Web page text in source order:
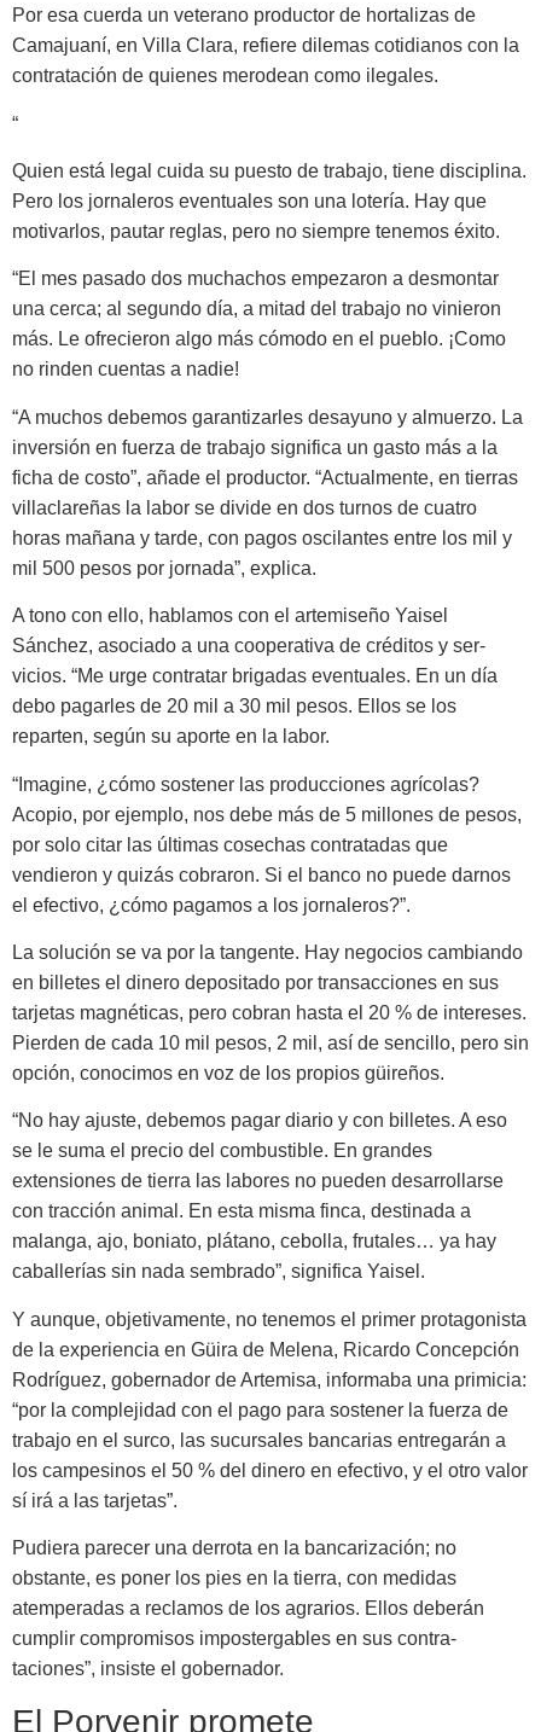
Por esa cuerda un veterano pro­ductor de hortalizas de
Camajuaní, en Villa Clara, refiere dilemas cotidianos con la
contratación de quienes mero­dean como ilegales.
“
Quien está legal cuida su puesto de trabajo, tiene disciplina.
Pero los jor­naleros eventuales son una lotería. Hay que
motivarlos, pautar reglas, pero no siempre tenemos éxito.
“El mes pasado dos muchachos empezaron a desmontar
una cerca; al segundo día, a mitad del trabajo no vinieron
más. Le ofrecieron algo más cómodo en el pueblo. ¡Como
no rinden cuentas a nadie!
“A muchos debemos garantizar­les desayuno y almuerzo. La
inver­sión en fuerza de trabajo significa un gasto más a la
ficha de costo”, añade el productor. “Actualmente, en tie­rras
villaclareñas la labor se divide en dos turnos de cuatro
horas maña­na y tarde, con pagos oscilantes entre los mil y
mil 500 pesos por jornada”, explica.
A tono con ello, hablamos con el artemiseño Yaisel
Sánchez, asociado a una cooperativa de créditos y ser­
vicios. “Me urge contratar brigadas eventuales. En un día
debo pagarles de 20 mil a 30 mil pesos. Ellos se los
reparten, según su aporte en la labor.
“Imagine, ¿cómo sostener las producciones agrícolas?
Acopio, por ejemplo, nos debe más de 5 millones de pesos,
por solo citar las últimas cosechas contratadas que
vendieron y quizás cobraron. Si el banco no puede darnos
el efectivo, ¿cómo pa­gamos a los jornaleros?”.
La solución se va por la tangente. Hay negocios cambiando
en billetes el dinero depositado por transaccio­nes en sus
tarjetas magnéticas, pero cobran hasta el 20 % de intereses.
Pierden de cada 10 mil pesos, 2 mil, así de sencillo, pero sin
opción, cono­cimos en voz de los propios güireños.
“No hay ajuste, debemos pagar diario y con billetes. A eso
se le suma el precio del combustible. En gran­des
extensiones de tierra las labores no pueden desarrollarse
con tracción animal. En esta misma finca, desti­nada a
malanga, ajo, boniato, pláta­no, cebolla, frutales… ya hay
caba­llerías sin nada sembrado”, significa Yaisel.
Y aunque, objetivamente, no te­nemos el primer protagonista
de la experiencia en Güira de Melena, Ri­cardo Concepción
Rodríguez, gober­nador de Artemisa, informaba una primicia:
“por la complejidad con el pago para sostener la fuerza de
tra­bajo en el surco, las sucursales ban­carias entregarán a
los campesinos el 50 % del dinero en efectivo, y el otro valor
sí irá a las tarjetas”.
Pudiera parecer una derrota en la bancarización; no
obstante, es po­ner los pies en la tierra, con medidas
atemperadas a reclamos de los agra­rios. Ellos deberán
cumplir compro­misos impostergables en sus contra­
taciones”, insiste el gobernador.
El Porvenir promete